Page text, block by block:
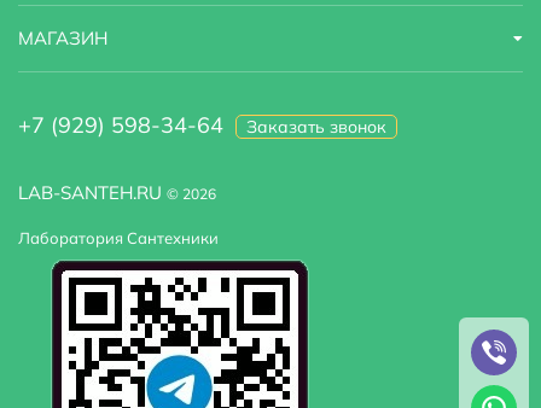
LAB-SANTEH.RU © 2026
Лаборатория Сантехники
МАГАЗИН
+7 (929) 598-34-64 Заказать звонок